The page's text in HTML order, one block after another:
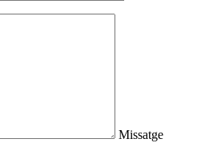
Missatge